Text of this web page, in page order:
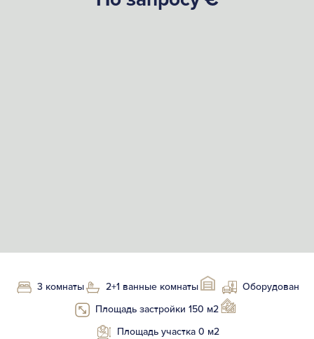
3 комнаты 2+1 ванные комнаты
Оборудован
Площадь застройки 150 м2
Площадь участка 0 м2